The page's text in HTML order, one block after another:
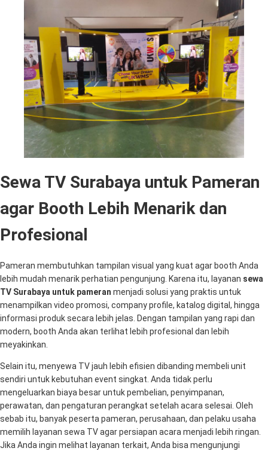
Sewa TV Surabaya untuk Pameran
agar Booth Lebih Menarik dan
Profesional
Pameran membutuhkan tampilan visual yang kuat agar booth Anda
lebih mudah menarik perhatian pengunjung. Karena itu, layanan sewa
TV Surabaya untuk pameran menjadi solusi yang praktis untuk
menampilkan video promosi, company profile, katalog digital, hingga
informasi produk secara lebih jelas. Dengan tampilan yang rapi dan
modern, booth Anda akan terlihat lebih profesional dan lebih
meyakinkan.
Selain itu, menyewa TV jauh lebih efisien dibanding membeli unit
sendiri untuk kebutuhan event singkat. Anda tidak perlu
mengeluarkan biaya besar untuk pembelian, penyimpanan,
perawatan, dan pengaturan perangkat setelah acara selesai. Oleh
sebab itu, banyak peserta pameran, perusahaan, dan pelaku usaha
memilih layanan sewa TV agar persiapan acara menjadi lebih ringan.
Jika Anda ingin melihat layanan terkait, Anda bisa mengunjungi